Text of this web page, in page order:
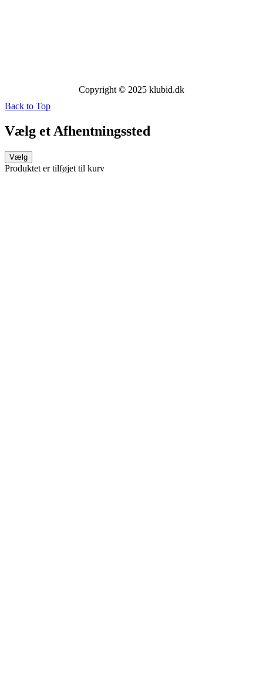
Copyright © 2025 klubid.dk
Back to Top
Vælg et Afhentningssted
Vælg
Produktet er tilføjet til kurv